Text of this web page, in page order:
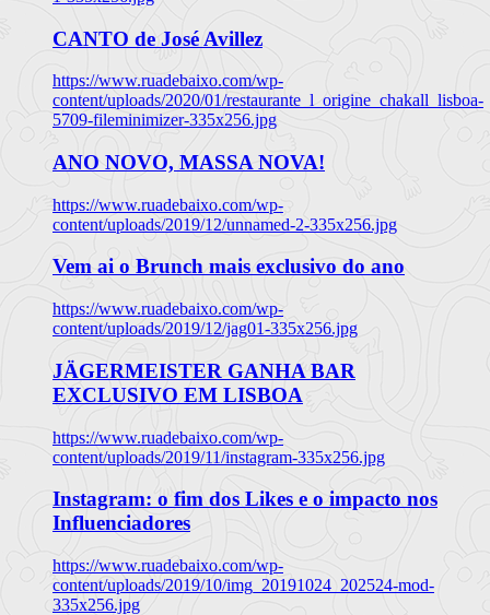
CANTO de José Avillez
https://www.ruadebaixo.com/wp-
content/uploads/2020/01/restaurante_l_origine_chakall_lisboa-
5709-fileminimizer-335x256.jpg
ANO NOVO, MASSA NOVA!
https://www.ruadebaixo.com/wp-
content/uploads/2019/12/unnamed-2-335x256.jpg
Vem ai o Brunch mais exclusivo do ano
https://www.ruadebaixo.com/wp-
content/uploads/2019/12/jag01-335x256.jpg
JÄGERMEISTER GANHA BAR
EXCLUSIVO EM LISBOA
https://www.ruadebaixo.com/wp-
content/uploads/2019/11/instagram-335x256.jpg
Instagram: o fim dos Likes e o impacto nos
Influenciadores
https://www.ruadebaixo.com/wp-
content/uploads/2019/10/img_20191024_202524-mod-
335x256.jpg